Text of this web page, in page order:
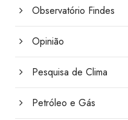
Observatório Findes
Opinião
Pesquisa de Clima
Petróleo e Gás